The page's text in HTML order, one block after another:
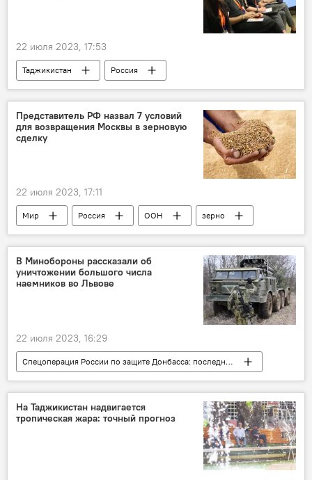
22 июля 2023, 17:53
Таджикистан
Россия
МИА "Россия сегодня"
Представитель РФ назвал 7 условий
для возвращения Москвы в зерновую
сделку
22 июля 2023, 17:11
Мир Россия ООН
зерно
Политика
Экономика
В Минобороны рассказали об
уничтожении большого числа
наемников во Львове
22 июля 2023, 16:29
Спецоперация России по защите Донбасса: последние новости
Россия
Украина
конфликт
Минобороны России
На Таджикистан надвигается
тропическая жара: точный прогноз